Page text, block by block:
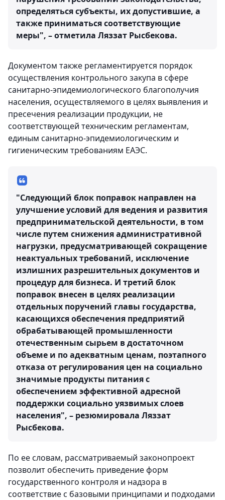
определяться субъекты, их допустившие, а
также приниматься соответствующие
меры", – отметила Ляззат Рысбекова.
Документом также регламентируется порядок
осуществления контрольного закупа в сфере
санитарно-эпидемиологического благополучия
населения, осуществляемого в целях выявления и
пресечения реализации продукции, не
соответствующей техническим регламентам,
единым санитарно-эпидемиологическим и
гигиеническим требованиям ЕАЭС.
"Следующий блок поправок направлен на
улучшение условий для ведения и развития
предпринимательской деятельности, в том
числе путем снижения административной
нагрузки, предусматривающей сокращение
неактуальных требований, исключение
излишних разрешительных документов и
процедур для бизнеса. И третий блок
поправок внесен в целях реализации
отдельных поручений главы государства,
касающихся обеспечения предприятий
обрабатывающей промышленности
отечественным сырьем в достаточном
объеме и по адекватным ценам, поэтапного
отказа от регулирования цен на социально
значимые продукты питания с
обеспечением эффективной адресной
поддержки социально уязвимых слоев
населения", – резюмировала Ляззат
Рысбекова.
По ее словам, рассматриваемый законопроект
позволит обеспечить приведение форм
государственного контроля и надзора в
соответствие с базовыми принципами и подходами